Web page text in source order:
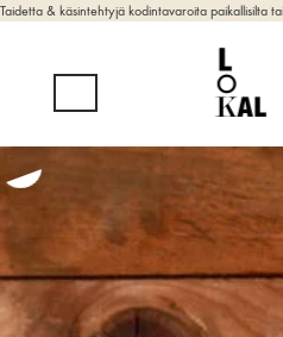
Taidetta & käsintehtyjä kodintavaroita paikallisilta